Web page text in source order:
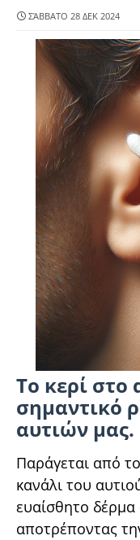
ΣΆΒΒΑΤΟ 28 ΔΕΚ 2024
Το κερί στο
σημαντικό
αυτιών μας.
Παράγεται από
κανάλι του
ευαίσθητο
αποτρέποντας